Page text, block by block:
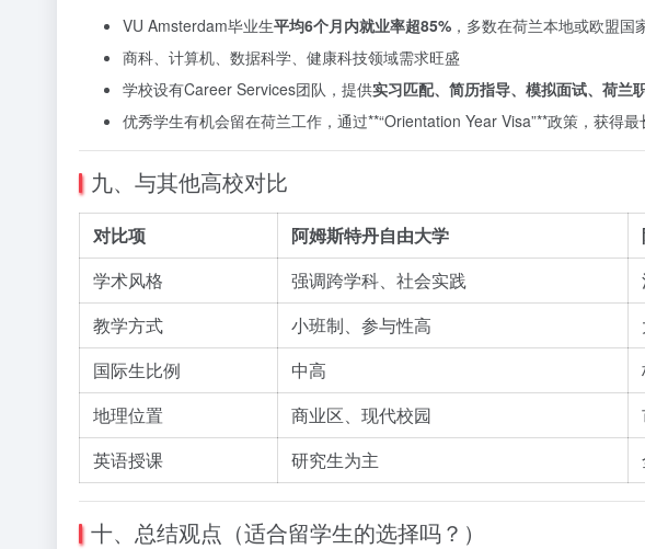
VU Amsterdam毕业生平均6个月内就业率超85% ，多数在荷兰本地或欧盟国
商科、计算机、数据科学、健康科技领域需求旺盛
学校设有Career Services团队，提供实习匹配、简历指导、模拟面试、荷兰
优秀学生有机会留在荷兰工作，通过**“Orientation Year Visa”**政策，获得
九、与其他高校对比
对比项 阿姆斯特丹自由大学
学术风格
强调跨学科、社会实践
教学方式
小班制、参与性高
国际生比例
中高
地理位置
商业区、现代校园
英语授课
研究生为主
十、总结观点（适合留学生的选择吗？）